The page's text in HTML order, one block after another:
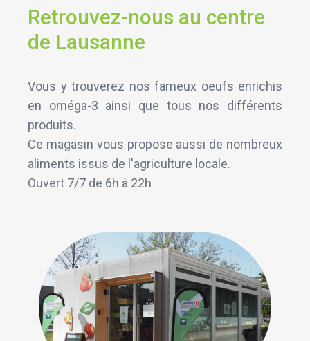
Retrouvez-nous au centre
de Lausanne
Vous y trouverez nos fameux oeufs enrichis
en oméga-3 ainsi que tous nos différents
produits.
Ce magasin vous propose aussi de nombreux
aliments issus de l'agriculture locale.
Ouvert 7/7 de 6h à 22h